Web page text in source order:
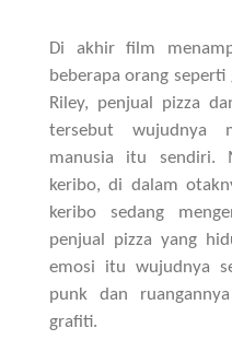
Di akhir film
beberapa orang
Riley, penjual pizza
tersebut wujudnya
manusia itu sendiri.
keribo, di dalam
keribo sedang
penjual pizza yang
emosi itu wujudnya
punk dan
grafiti.